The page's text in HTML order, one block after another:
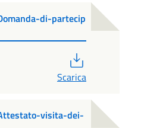
di-partecip
Scarica
visita-dei-